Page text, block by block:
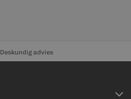
Deskundig advies